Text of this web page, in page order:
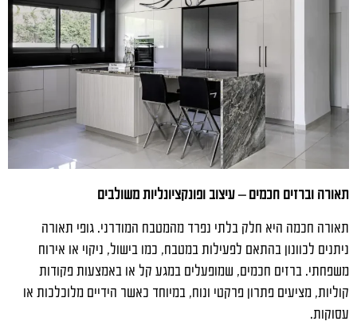
תאורה וברזים חכמים – עיצוב ופונקציונליות משולבים
תאורה חכמה היא חלק בלתי נפרד מהמטבח המודרני. גופי תאורה
ניתנים לכוונון בהתאם לפעילות במטבח, כמו בישול, ניקוי או אירוח
משפחתי. ברזים חכמים, שמופעלים במגע קל או באמצעות פקודות
קוליות, מציעים פתרון פרקטי ונוח, במיוחד כאשר הידיים מלוכלכות או
עסוקות.